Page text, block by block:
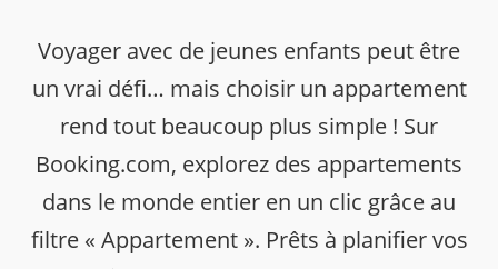
Voyager avec de jeunes enfants peut être
un vrai défi… mais choisir un appartement
rend tout beaucoup plus simple ! Sur
Booking.com, explorez des appartements
dans le monde entier en un clic grâce au
filtre « Appartement ». Prêts à planifier vos